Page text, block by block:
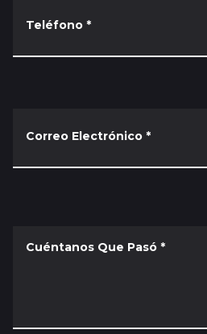
Teléfono *
Correo Electrónico *
Cuéntanos Que Pasó *